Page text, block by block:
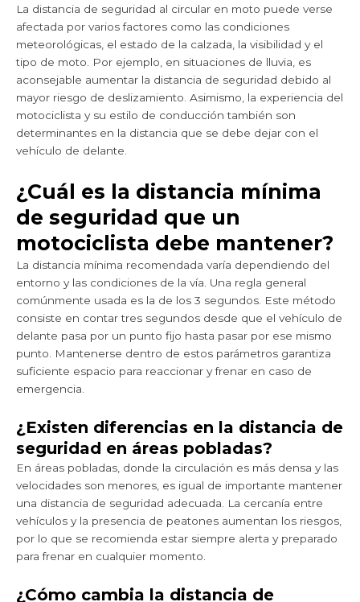
La distancia de seguridad al circular en moto puede verse
afectada por varios factores como las condiciones
meteorológicas, el estado de la calzada, la visibilidad y el
tipo de moto. Por ejemplo, en situaciones de lluvia, es
aconsejable aumentar la distancia de seguridad debido al
mayor riesgo de deslizamiento. Asimismo, la experiencia del
motociclista y su estilo de conducción también son
determinantes en la distancia que se debe dejar con el
vehículo de delante.
¿Cuál es la distancia mínima
de seguridad que un
motociclista debe mantener?
La distancia mínima recomendada varía dependiendo del
entorno y las condiciones de la vía. Una regla general
comúnmente usada es la de los 3 segundos. Este método
consiste en contar tres segundos desde que el vehículo de
delante pasa por un punto fijo hasta pasar por ese mismo
punto. Mantenerse dentro de estos parámetros garantiza
suficiente espacio para reaccionar y frenar en caso de
emergencia.
¿Existen diferencias en la distancia de
seguridad en áreas pobladas?
En áreas pobladas, donde la circulación es más densa y las
velocidades son menores, es igual de importante mantener
una distancia de seguridad adecuada. La cercanía entre
vehículos y la presencia de peatones aumentan los riesgos,
por lo que se recomienda estar siempre alerta y preparado
para frenar en cualquier momento.
¿Cómo cambia la distancia de